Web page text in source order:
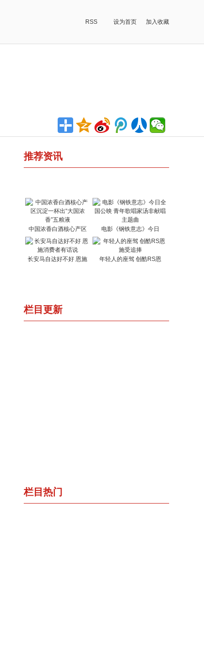
RSS 设为首页 加入收藏
推荐资讯
中国浓香白酒核心产区 电影《钢铁意志》今日
长安马自达好不好 恩施 年轻人的座驾 创酷RS恩
栏目更新
栏目热门